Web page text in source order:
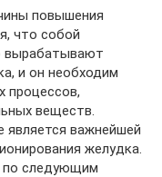
повышения
что собой
вырабатывают
и он необходим
процессов,
веществ.
является важнейшей
желудка.
по следующим